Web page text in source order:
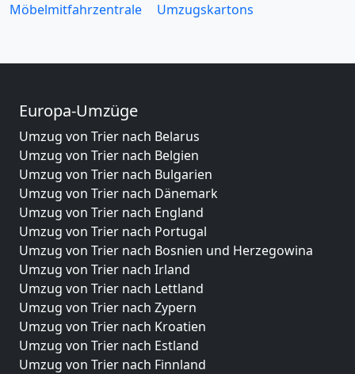
Möbelmitfahrzentrale
Umzugskartons
Europa-Umzüge
Umzug von Trier nach Belarus
Umzug von Trier nach Belgien
Umzug von Trier nach Bulgarien
Umzug von Trier nach Dänemark
Umzug von Trier nach England
Umzug von Trier nach Portugal
Umzug von Trier nach Bosnien und Herzegowina
Umzug von Trier nach Irland
Umzug von Trier nach Lettland
Umzug von Trier nach Zypern
Umzug von Trier nach Kroatien
Umzug von Trier nach Estland
Umzug von Trier nach Finnland